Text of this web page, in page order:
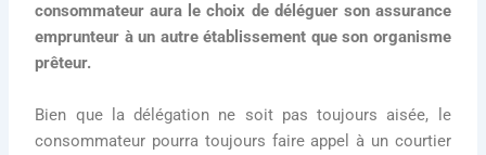
consommateur aura le choix de déléguer son assurance
emprunteur à un autre établissement que son organisme
prêteur.
Bien que la délégation ne soit pas toujours aisée, le
consommateur pourra toujours faire appel à un courtier